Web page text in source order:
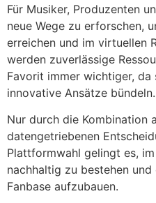
Für Musiker, Produzenten
neue Wege zu erforschen,
erreichen und im virtuellen
werden zuverlässige
Favorit immer wichtiger,
innovative Ansätze bündeln.
Nur durch die Kombination
datengetriebenen
Plattformwahl gelingt es,
nachhaltig zu bestehen
Fanbase aufzubauen.